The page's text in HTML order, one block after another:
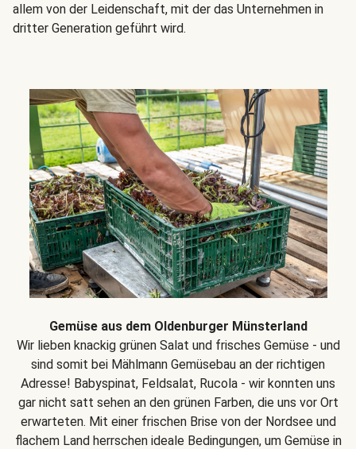
allem von der Leidenschaft, mit der das Unternehmen in
dritter Generation geführt wird.
Gemüse aus dem Oldenburger Münsterland
Wir lieben knackig grünen Salat und frisches Gemüse - und
sind somit bei Mählmann Gemüsebau an der richtigen
Adresse! Babyspinat, Feldsalat, Rucola - wir konnten uns
gar nicht satt sehen an den grünen Farben, die uns vor Ort
erwarteten. Mit einer frischen Brise von der Nordsee und
flachem Land herrschen ideale Bedingungen, um Gemüse in